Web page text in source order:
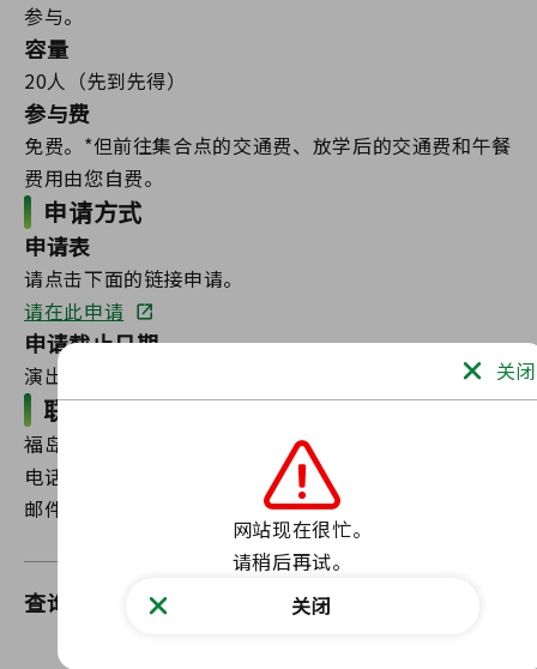
参与。
容量
20人（先到先得）
参与费
免费。*但前往集合点的交通费、放学后的交通费和午餐
费用由您自费。
申请方式
申请表
请点击下面的链接申请。
请在此申请
申请截止日期
演出至2026年7月16日星期四15：00
联系方式
福岛创新海岸倡议推广组织（公益法人基金会）
电话：024-581-6890
邮件 ：sangyo-renkei@fipo.or.jp
查询
福岛福岛创新海岸倡议推进科
关闭
网站现在很忙。
请稍后再试。
关闭